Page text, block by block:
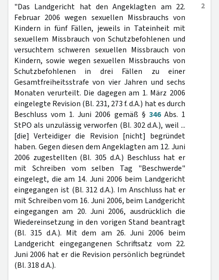
2
"Das Landgericht hat den Angeklagten am 22.
Februar 2006 wegen sexuellen Missbrauchs von
Kindern in fünf Fällen, jeweils in Tateinheit mit
sexuellem Missbrauch von Schutzbefohlenen und
versuchtem schweren sexuellen Missbrauch von
Kindern, sowie wegen sexuellen Missbrauchs von
Schutzbefohlenen in drei Fällen zu einer
Gesamtfreiheitsstrafe von vier Jahren und sechs
Monaten verurteilt. Die dagegen am 1. März 2006
eingelegte Revision (Bl. 231, 273 f. d.A.) hat es durch
Beschluss vom 1. Juni 2006 gemäß § 346Abs. 1
StPO als unzulässig verworfen (Bl. 302 d.A.), weil ...
[die] Verteidiger die Revision [nicht] begründet
haben. Gegen diesen dem Angeklagten am 12. Juni
2006 zugestellten (Bl. 305 d.A.) Beschluss hat er
mit Schreiben vom selben Tag "Beschwerde"
eingelegt, die am 14. Juni 2006 beim Landgericht
eingegangen ist (Bl. 312 d.A.). Im Anschluss hat er
mit Schreiben vom 16. Juni 2006, beim Landgericht
eingegangen am 20. Juni 2006, ausdrücklich die
Wiedereinsetzung in den vorigen Stand beantragt
(Bl. 315 d.A.). Mit dem am 26. Juni 2006 beim
Landgericht eingegangenen Schriftsatz vom 22.
Juni 2006 hat er die Revision persönlich begründet
(Bl. 318 d.A.).